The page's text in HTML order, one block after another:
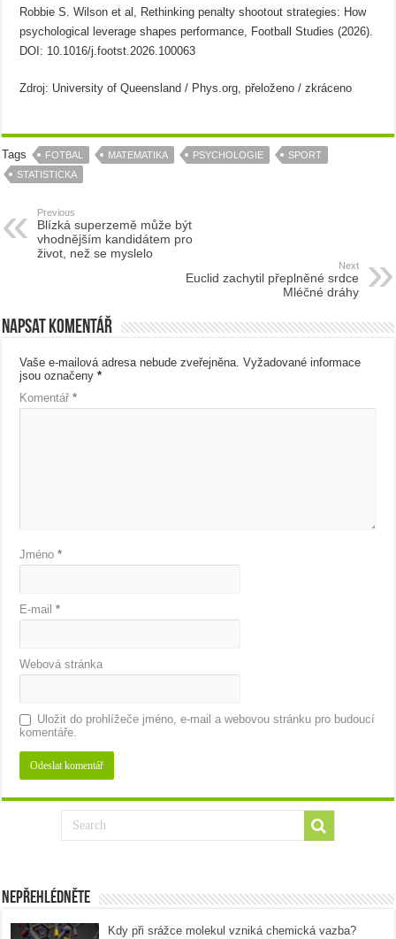
Robbie S. Wilson et al, Rethinking penalty shootout strategies: How
psychological leverage shapes performance, Football Studies (2026).
DOI: 10.1016/j.footst.2026.100063
Zdroj: University of Queensland / Phys.org, přeloženo / zkráceno
Tags FOTBAL MATEMATIKA PSYCHOLOGIE
SPORT
STATISTICKA
Previous
Blízká superzemě může být
vhodnějším kandidátem pro
život, než se myslelo
Next
Euclid zachytil přeplněné srdce
Mléčné dráhy
Napsat komentář
Vaše e-mailová adresa nebude zveřejněna. Vyžadované informace
jsou označeny*
Komentář*
Jméno*
E-mail*
Webová stránka
Uložit do prohlížeče jméno, e-mail a webovou stránku pro budoucí
komentáře.
Nepřehlédněte
Kdy při srážce molekul vzniká chemická vazba?